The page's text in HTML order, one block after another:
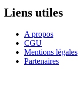
Liens utiles
A propos
CGU
Mentions légales
Partenaires